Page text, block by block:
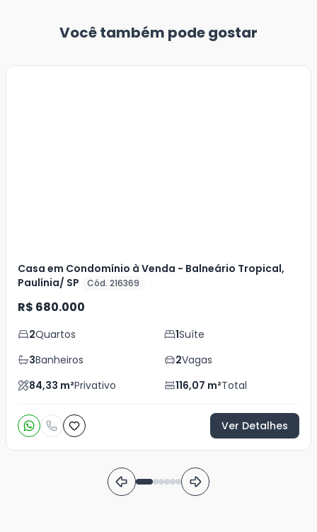
Você também pode gostar
Casa em Condomínio à Venda - Balneário Tropical,
Paulínia/ SP
Cód. 216369
R$ 680.000
2Quartos 1Suíte
3Banheiros 2Vagas
84,33 m²Privativo 116,07 m²Total
Ver Detalhes